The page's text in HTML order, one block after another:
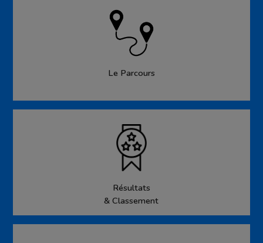
Le Parcours
Résultats
& Classement